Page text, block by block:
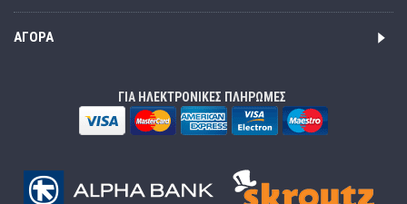
ΑΓΟΡΆ
ΓΙΑ ΗΛΕΚΤΡΟΝΙΚΕΣ ΠΛΗΡΩΜΕΣ